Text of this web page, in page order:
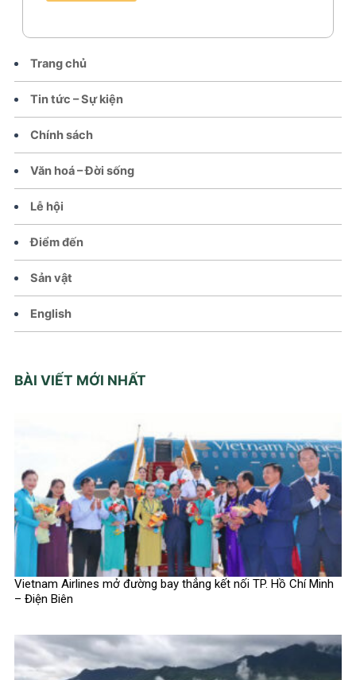
Trang chủ
Tin tức – Sự kiện
Chính sách
Văn hoá – Đời sống
Lễ hội
Điểm đến
Sản vật
English
BÀI VIẾT MỚI NHẤT
Vietnam Airlines mở đường bay thẳng kết nối TP. Hồ Chí Minh
– Điện Biên